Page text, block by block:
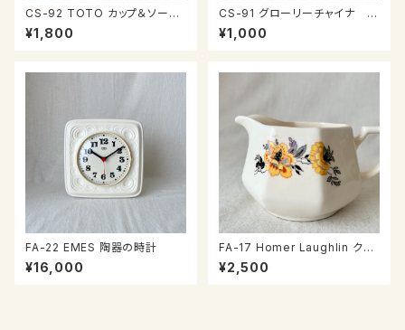
CS-92 TOTO カップ＆ソーサ
ー
¥1,800
CS-91 グローリーチャイナ カ
ップ＆ソーサー
¥1,000
FA-22 EMES 陶器の時計
¥16,000
FA-17 Homer Laughlin クリ
ーマー
¥2,500